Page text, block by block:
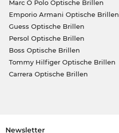
Marc O Polo Optische Brillen
Emporio Armani Optische Brillen
Guess Optische Brillen
Persol Optische Brillen
Boss Optische Brillen
Tommy Hilfiger Optische Brillen
Carrera Optische Brillen
Newsletter